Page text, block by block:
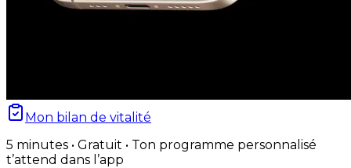
Mon bilan de vitalité
5 minutes • Gratuit • Ton programme personnalisé
t’attend dans l’app